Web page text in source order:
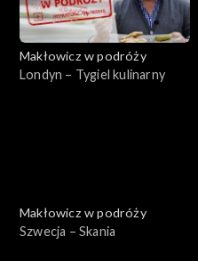
Makłowicz w podróży
Londyn – Tygiel kulinarny
Makłowicz w podróży
Szwecja – Skania